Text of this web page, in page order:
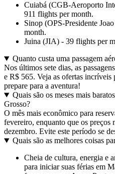
Cuiabá (CGB-Aeroporto
911 flights per month.
Sinop (OPS-Presidente
month.
Juina (JIA) - 39 flights per
Quanto custa uma passagem
Nos últimos sete dias, as
e R$ 565. Veja as ofertas incríveis
prepare para a aventura!
Quais são os meses mais
Grosso?
O mês mais econômico para
fevereiro, enquanto que os preços
dezembro. Evite este período se
Quais são as melhores coisas
Cheia de cultura, energia e
para iniciar suas férias em